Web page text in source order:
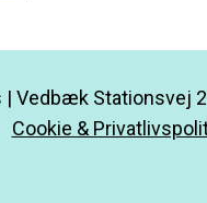
Vedbæk Stationsvej
Cookie &